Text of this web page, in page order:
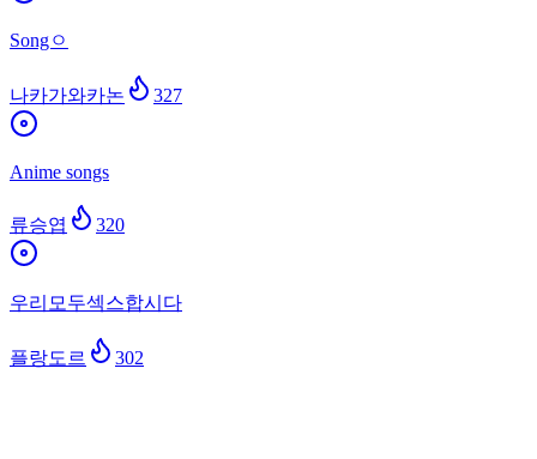
Songㅇ
나카가와카논 327
Anime songs
류승엽 320
우리모두섹스합시다
플랑도르 302